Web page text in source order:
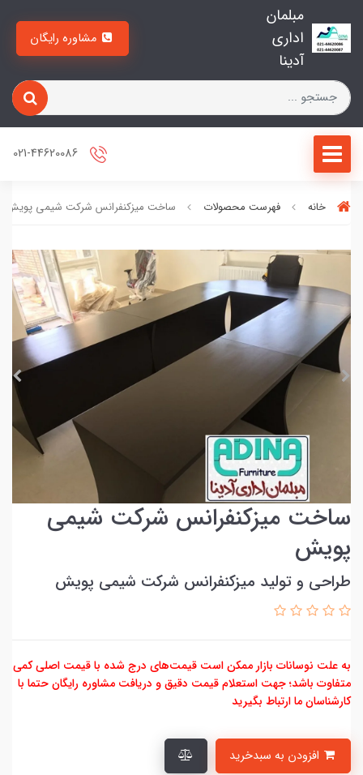
مبلمان
اداری
آدینا
خانه فهرست محصولات ساخت میزکنفرانس شرکت شیمی پویش
ساخت میزکنفرانس شرکت شیمی
پویش
طراحي و توليد میزکنفرانس شرکت شیمی پویش
به علت نوسانات بازار ممکن است قیمت‌های درج شده با قیمت اصلی کمی
متفاوت باشد؛ جهت استعلام قیمت دقیق و دریافت مشاوره رایگان حتما با
کارشناسان ما ارتباط بگیرید